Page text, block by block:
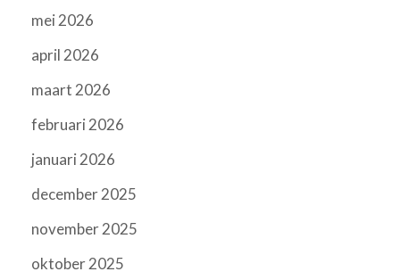
mei 2026
april 2026
maart 2026
februari 2026
januari 2026
december 2025
november 2025
oktober 2025